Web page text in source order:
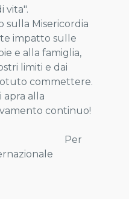
vita".
sulla Misericordia
impatto sulle
e alla famiglia,
limiti e dai
commettere.
apra alla
continuo!